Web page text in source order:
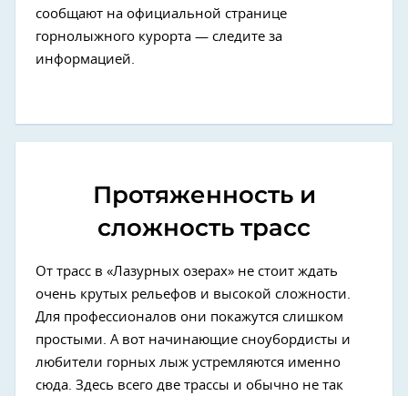
сообщают на официальной странице
горнолыжного курорта — следите за
информацией.
Протяженность и
сложность трасс
От трасс в «Лазурных озерах» не стоит ждать
очень крутых рельефов и высокой сложности.
Для профессионалов они покажутся слишком
простыми. А вот начинающие сноубордисты и
любители горных лыж устремляются именно
сюда. Здесь всего две трассы и обычно не так